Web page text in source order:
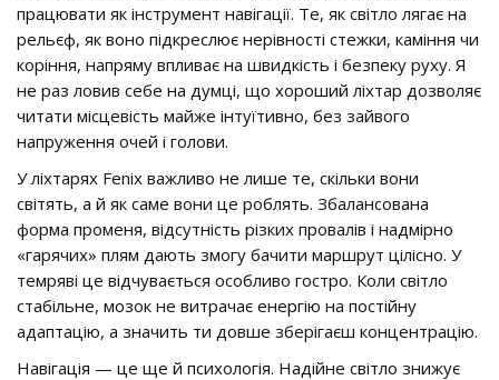
працювати як інструмент навігації. Те, як світло лягає на
рельєф, як воно підкреслює нерівності стежки, каміння чи
коріння, напряму впливає на швидкість і безпеку руху. Я
не раз ловив себе на думці, що хороший ліхтар дозволяє
читати місцевість майже інтуїтивно, без зайвого
напруження очей і голови.
У ліхтарях Fenix важливо не лише те, скільки вони
світять, а й як саме вони це роблять. Збалансована
форма променя, відсутність різких провалів і надмірно
«гарячих» плям дають змогу бачити маршрут цілісно. У
темряві це відчувається особливо гостро. Коли світло
стабільне, мозок не витрачає енергію на постійну
адаптацію, а значить ти довше зберігаєш концентрацію.
Навігація — це ще й психологія. Надійне світло знижує